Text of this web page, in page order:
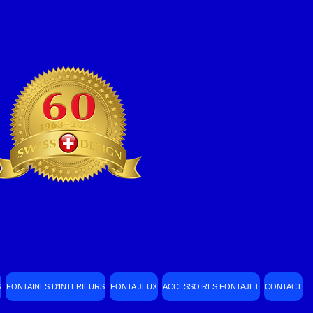
FONTAINES D'INTERIEURS FONTA JEUX ACCESSOIRES FONTAJET CONTACT